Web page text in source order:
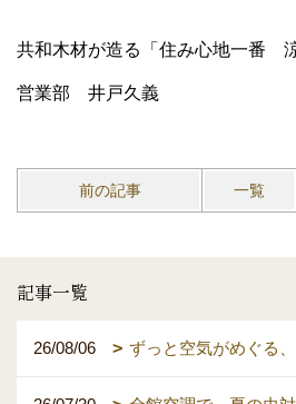
共和木材が造る「住み心地一番 涼
営業部 井戸久義
前の記事 一覧
記事一覧
26/08/06 ずっと空気がめぐる